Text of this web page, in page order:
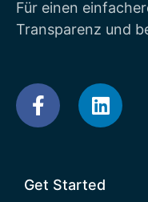
Für einen
Transparenz und
Get Started